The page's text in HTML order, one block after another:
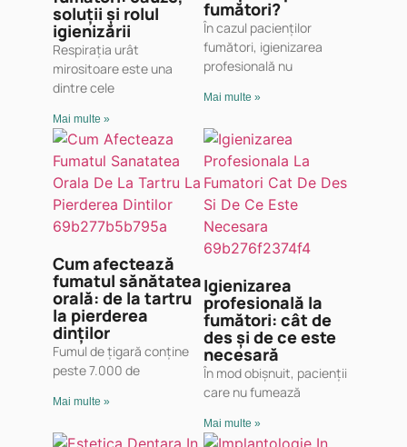
soluții și rolul
igienizării
Respirația urât
mirositoare este una
dintre cele
Mai multe »
fumători?
În cazul pacienților
fumători, igienizarea
profesională nu
Mai multe »
Cum afectează
fumatul sănătatea
orală: de la tartru
la pierderea
dinților
Fumul de țigară conține
peste 7.000 de
Mai multe »
Igienizarea
profesională la
fumători: cât de
des și de ce este
necesară
În mod obișnuit, pacienții
care nu fumează
Mai multe »